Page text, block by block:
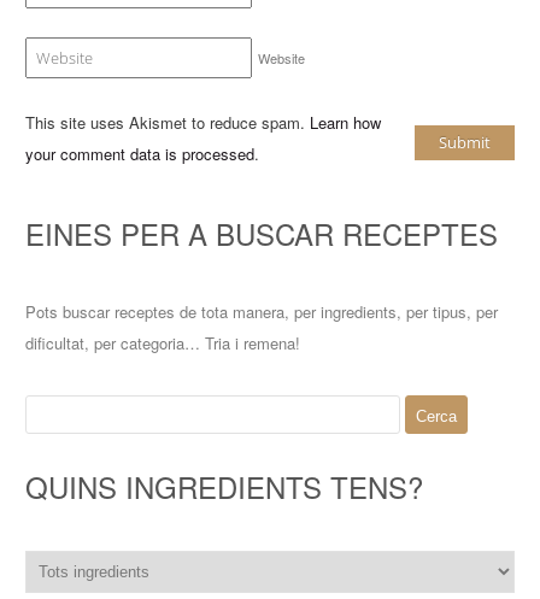
Website
This site uses Akismet to reduce spam. Learn how
your comment data is processed.
EINES PER A BUSCAR RECEPTES
Pots buscar receptes de tota manera, per ingredients, per tipus, per
dificultat, per categoria… Tria i remena!
QUINS INGREDIENTS TENS?